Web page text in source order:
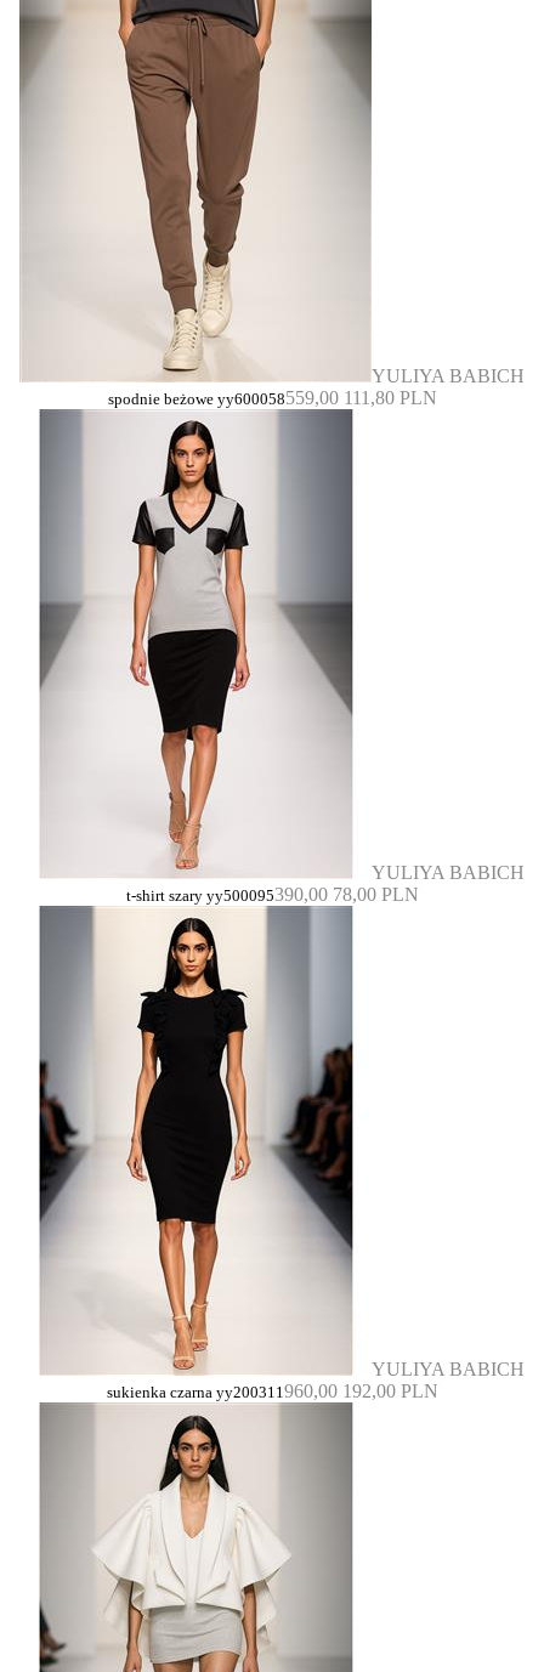
YULIYA BABICH
spodnie beżowe yy600058559,00 111,80 PLN
YULIYA BABICH
t-shirt szary yy500095390,00 78,00 PLN
YULIYA BABICH
sukienka czarna yy200311960,00 192,00 PLN